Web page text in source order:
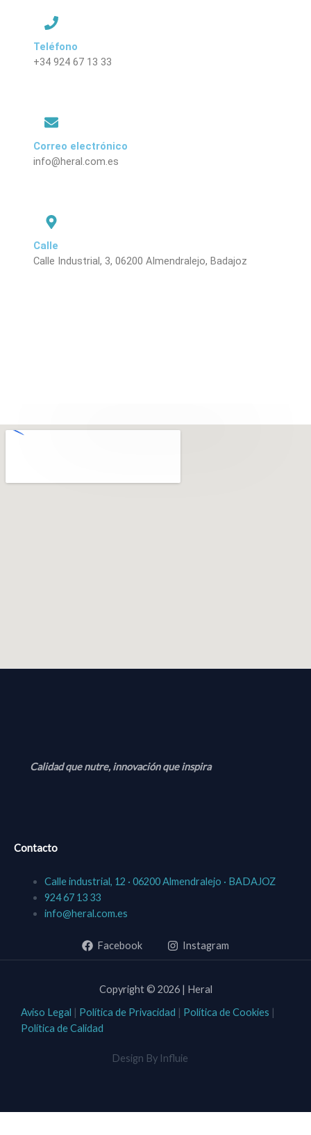
Teléfono
+34 924 67 13 33
Correo electrónico
info@heral.com.es
Calle
Calle Industrial, 3, 06200 Almendralejo, Badajoz
Calidad que nutre, innovación que inspira
Contacto
Calle industrial, 12 · 06200 Almendralejo · BADAJOZ
924 67 13 33
info@heral.com.es
Facebook Instagram
Copyright © 2026 | Heral
Aviso Legal | Política de Privacidad | Política de Cookies |
Política de Calidad
Design By Influie